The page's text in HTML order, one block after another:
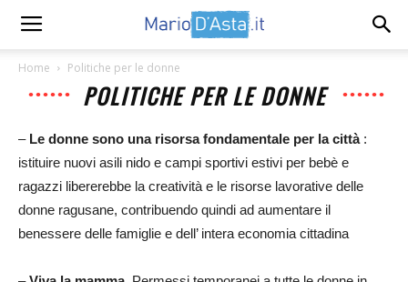
Home Politiche per le donne
POLITICHE PER LE DONNE
– Le donne sono una risorsa fondamentale per la città:
istituire nuovi asili nido e campi sportivi estivi per bebè e
ragazzi libererebbe la creatività e le risorse lavorative delle
donne ragusane, contribuendo quindi ad aumentare il
benessere delle famiglie e dell’ intera economia cittadina